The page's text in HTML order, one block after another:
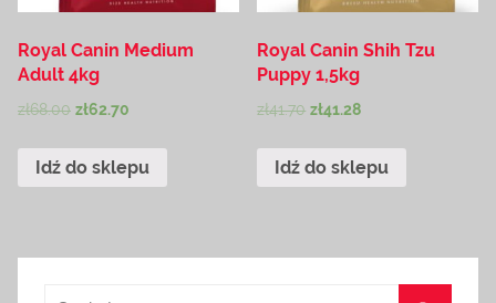
Royal Canin Medium
Adult 4kg
zł68.00 zł62.70
Idź do sklepu
Royal Canin Shih Tzu
Puppy 1,5kg
zł41.70 zł41.28
Idź do sklepu